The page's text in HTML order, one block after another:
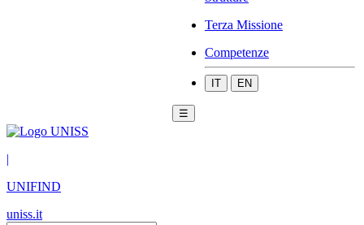
Terza Missione
Competenze
IT EN
☰
|
UNIFIND
uniss.it